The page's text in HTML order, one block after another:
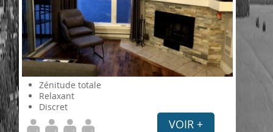
Zénitude totale
Relaxant
Discret
VOIR +